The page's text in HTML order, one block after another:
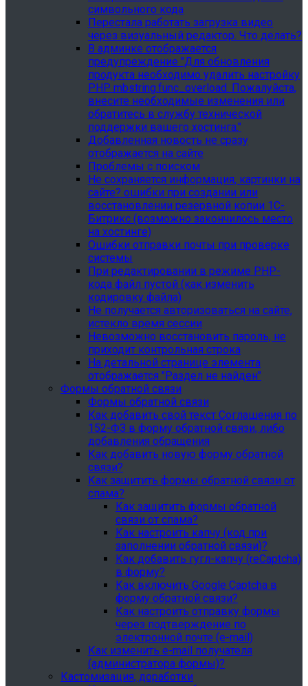
символьного кода
Перестала работать загрузка видео
через визуальный редактор. Что делать?
В админке отображается
предупреждение "Для обновления
продукта необходимо удалить настройку
PHP mbstring.func_overload. Пожалуйста,
внесите необходимые изменения или
обратитесь в службу технической
поддержки вашего хостинга."
Добавленная новость не сразу
отображается на сайте
Проблемы с поиском
Не сохраняется информация, картинки на
сайте? ошибки при создании или
восстановлении резервной копии 1С-
Битрикс (возможно закончилось место
на хостинге)
Ошибки отправки почты при проверке
системы
При редактировании в режиме PHP-
кода файл пустой (как изменить
кодировку файла)
Не получается авторизоваться на сайте,
истекло время сессии
Невозможно восстановить пароль, не
приходит контрольная строка
На детальной странице элемента
отображается "Раздел не найден"
Формы обратной связи
Формы обратной связи
Как добавить свой текст Соглашения по
152-ФЗ в форму обратной связи, либо
добавления обращения
Как добавить новую форму обратной
связи?
Как защитить формы обратной связи от
спама?
Как защитить формы обратной
связи от спама?
Как настроить капчу (код при
заполнении обратной связи)?
Как добавить гугл-капчу (reCaptcha)
в форму?
Как включить Google Captcha в
форму обратной связи?
Как настроить отправку формы
через подтверждение по
электронной почте (e-mail)
Как изменить e-mail получателя
(администратора формы)?
Кастомизация, доработки